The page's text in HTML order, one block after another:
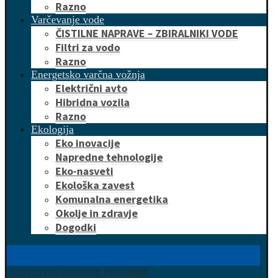
Razno
Varčevanje vode
ČISTILNE NAPRAVE – ZBIRALNIKI VODE
Filtri za vodo
Razno
Energetsko varčna vožnja
Električni avto
Hibridna vozila
Razno
Ekologija
Eko inovacije
Napredne tehnologije
Eko-nasveti
Ekološka zavest
Komunalna energetika
Okolje in zdravje
Dogodki
HITRO DO UGODNE PONUDBE